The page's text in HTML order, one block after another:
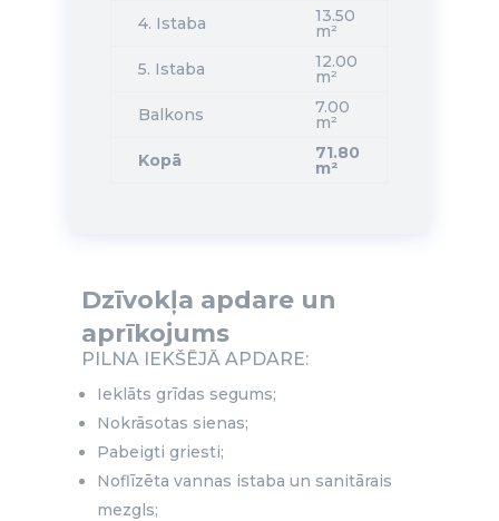
4. Istaba 13.50
m²
5. Istaba
12.00
m²
Balkons
7.00
m²
Kopā
71.80
m²
Dzīvokļa apdare un
aprīkojums
PILNA IEKŠĒJĀ APDARE:
Ieklāts grīdas segums;
Nokrāsotas sienas;
Pabeigti griesti;
Noflīzēta vannas istaba un sanitārais
mezgls;